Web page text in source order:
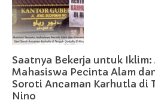
Saatnya Bekerja untuk Iklim:
Mahasiswa Pecinta Alam
Soroti Ancaman Karhutla di
Nino